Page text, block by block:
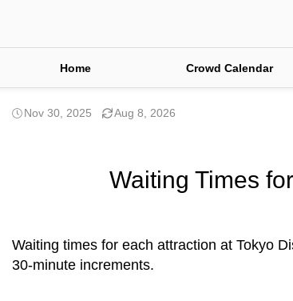
Home Crowd Calendar
Nov 30, 2025 Aug 8, 2026
Waiting Times
Waiting times for each attraction at Tokyo
30-minute increments.